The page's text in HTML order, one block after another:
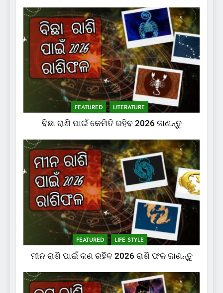
FEATURED LITERATURE
ବିଛା ରାଶି ପାଇଁ କେମିତି ରହିବ 2026 ଜାଣନ୍ତୁ
FEATURED LIFE STYLE
ମୀନ ରାଶି ପାଇଁ କଣ ରହିବ 2026 ରାଶି ଫଳ ଜାଣନ୍ତୁ